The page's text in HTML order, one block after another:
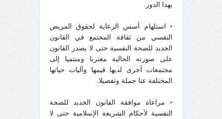
بهذا الدور.
• استلهام أسس الرعاية لحقوق المريض
النفسي من ثقافة المجتمع في القانون
الجديد للصحة النفسية حتى لا يصدر القانون
على صورته الحالية مغتربا ومنتميا إلى
مجتمعات أخرى لديها قيمها وآليات حياتها
المختلفة عنا جملة وتفصيلا.
• مراعاة موافقة القانون الجديد للصحة
النفسية لأحكام الشريعة الإسلامية حتى لا